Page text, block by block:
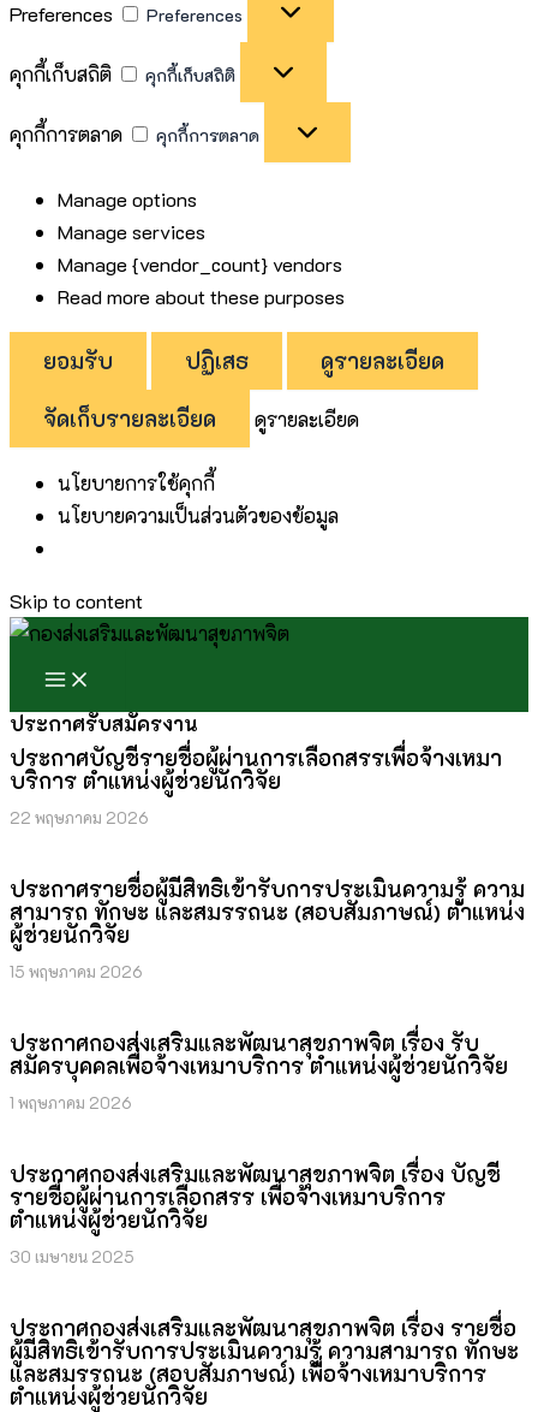
Preferences Preferences
คุกกี้เก็บสถิติ คุกกี้เก็บสถิติ
คุกกี้การตลาด คุกกี้การตลาด
Manage options
Manage services
Manage {vendor_count} vendors
Read more about these purposes
ยอมรับ ปฏิเสธ
ดูรายละเอียด
จัดเก็บรายละเอียด
ดูรายละเอียด
นโยบายการใช้คุกกี้
นโยบายความเป็นส่วนตัวของข้อมูล
Skip to content
ประกาศรับสมัครงาน
ประกาศบัญชีรายชื่อผู้ผ่านการเลือกสรรเพื่อจ้างเหมา
บริการ ตำแหน่งผู้ช่วยนักวิจัย
22 พฤษภาคม 2026
ประกาศรายชื่อผู้มีสิทธิเข้ารับการประเมินความรู้ ความ
สามารถ ทักษะ และสมรรถนะ (สอบสัมภาษณ์) ตำแหน่ง
ผู้ช่วยนักวิจัย
15 พฤษภาคม 2026
ประกาศกองส่งเสริมและพัฒนาสุขภาพจิต เรื่อง รับ
สมัครบุคคลเพื่อจ้างเหมาบริการ ตำแหน่งผู้ช่วยนักวิจัย
1 พฤษภาคม 2026
ประกาศกองส่งเสริมและพัฒนาสุขภาพจิต เรื่อง บัญชี
รายชื่อผู้ผ่านการเลือกสรร เพื่อจ้างเหมาบริการ
ตำแหน่งผู้ช่วยนักวิจัย
30 เมษายน 2025
ประกาศกองส่งเสริมและพัฒนาสุขภาพจิต เรื่อง รายชื่อ
ผู้มีสิทธิเข้ารับการประเมินความรู้ ความสามารถ ทักษะ
และสมรรถนะ (สอบสัมภาษณ์) เพื่อจ้างเหมาบริการ
ตำแหน่งผู้ช่วยนักวิจัย